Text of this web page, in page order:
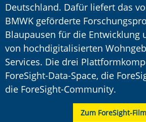
Deutschland. Dafür liefert das
BMWK geförderte
Blaupausen für die Entwicklung
von hochdigitalisierten
Services. Die drei
ForeSight-Data-Space, die
die ForeSight-Community.
Zum ForeSight-Film